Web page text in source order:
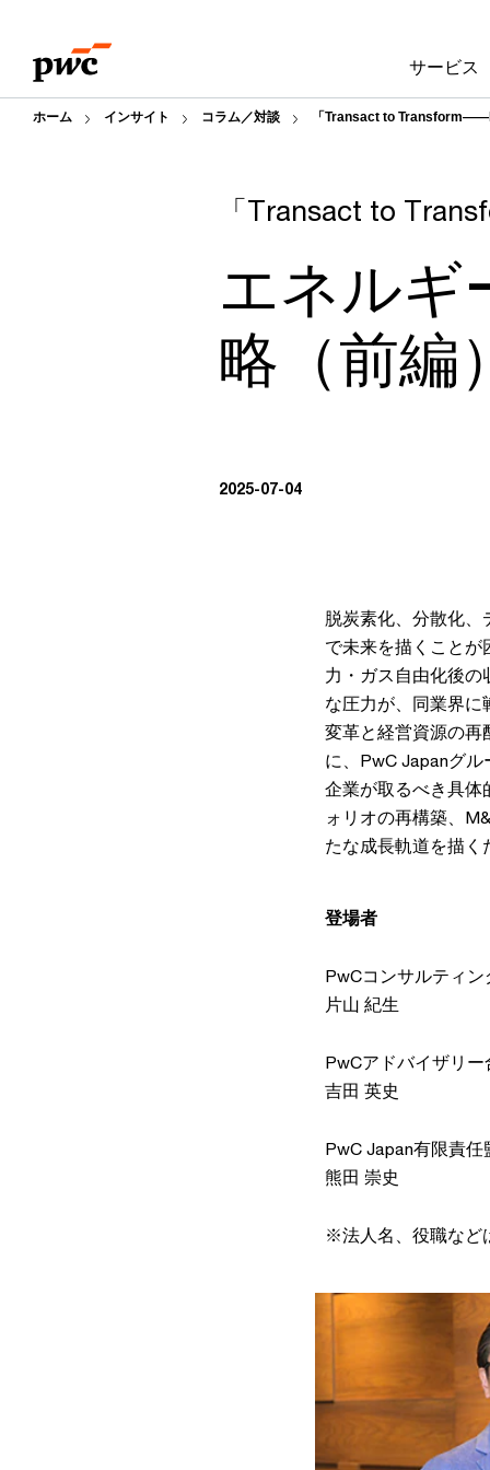
content
footer
サービス
ホーム インサイト コラム／対談 「Transact to
「Transact to
エネルギ
略（前編
2025-07-04
脱炭素化、分散化、
で未来を描くことが
力・ガス自由化後
な圧力が、同業界に
変革と経営資源の再
に、PwC Japanグ
企業が取るべき具体
ォリオの再構築、
たな成長軌道を描く
登場者
PwCコンサルティ
片山 紀生
PwCアドバイザリ
吉田 英史
PwC Japan有限責
熊田 崇史
※法人名、役職など